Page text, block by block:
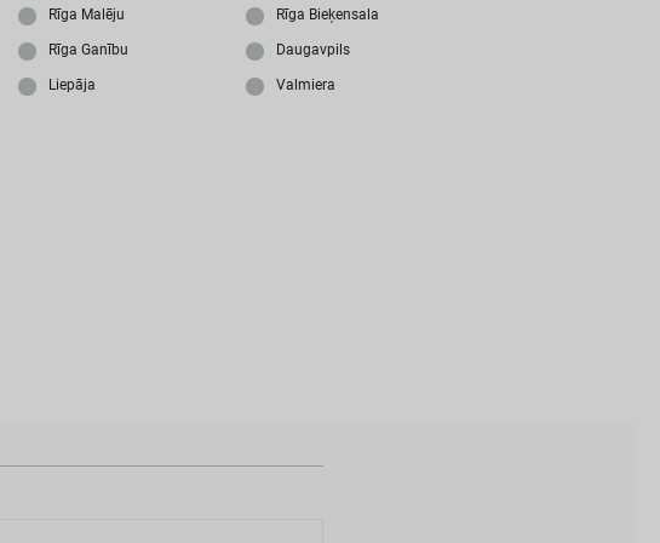
Aiz
id
Rīga Malēju Rīga Bieķensala
Rīga Ganību Daugavpils
Liepāja Valmiera